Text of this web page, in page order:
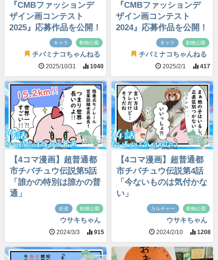
『CMBファッションデ
ザイン画コンテスト
2025』応募作品を公開！
キャラ 動物公園
チバミナコちゃんねる
2025/10/31 1040
『CMBファッションデ
ザイン画コンテスト
2024』応募作品を公開！
キャラ 動物公園
チバミナコちゃんねる
2025/2/1 417
【4コマ漫画】超普通都
市チバチュウ伝説第5話
「誰かの特別は誰かの普
通」
鉄道 動物公園
ウサキちゃん
2024/3/3 915
【4コマ漫画】超普通都
市チバチュウ伝説第4話
「今ないものは気付かな
い」
カルチャー 動物公園
ウサキちゃん
2024/2/10 1208